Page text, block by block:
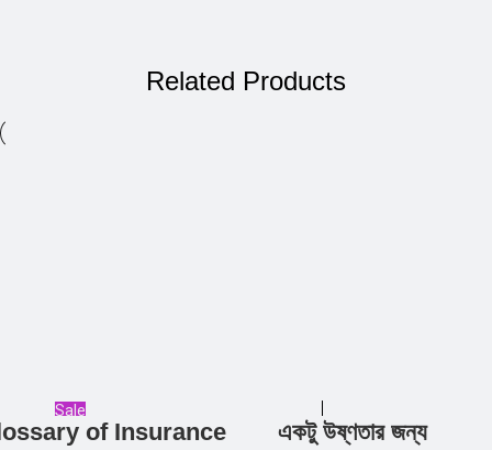
Related Products
Sale
of Insurance Add to cart
একটু উষ্ণতার জন্য